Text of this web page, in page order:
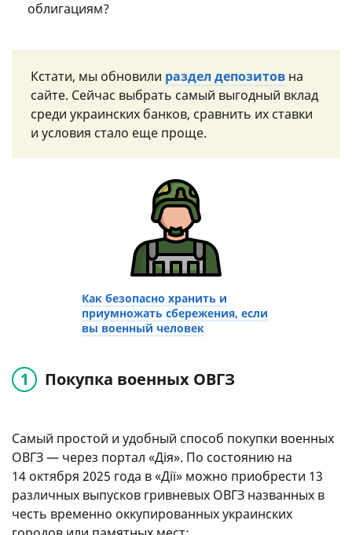
облигациям?
Кстати, мы обновили раздел депозитов на
сайте. Сейчас выбрать самый выгодный вклад
среди украинских банков, сравнить их ставки
и условия стало еще проще.
Как безопасно хранить и
приумножать сбережения, если
вы военный человек
Покупка военных ОВГЗ
Самый простой и удобный способ покупки военных
ОВГЗ — через портал «Дія». По состоянию на
14 октября 2025 года в «Дії» можно приобрести 13
различных выпусков гривневых ОВГЗ названных в
честь временно оккупированных украинских